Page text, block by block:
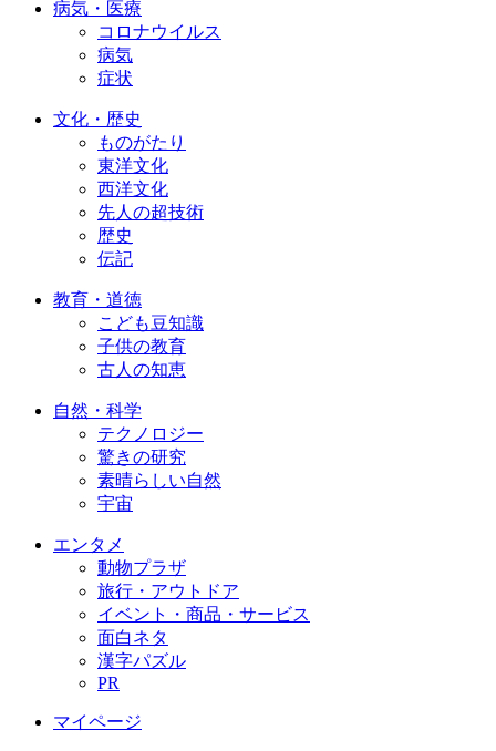
病気・医療
コロナウイルス
病気
症状
文化・歴史
ものがたり
東洋文化
西洋文化
先人の超技術
歴史
伝記
教育・道徳
こども豆知識
子供の教育
古人の知恵
自然・科学
テクノロジー
驚きの研究
素晴らしい自然
宇宙
エンタメ
動物プラザ
旅行・アウトドア
イベント・商品・サービス
面白ネタ
漢字パズル
PR
マイページ